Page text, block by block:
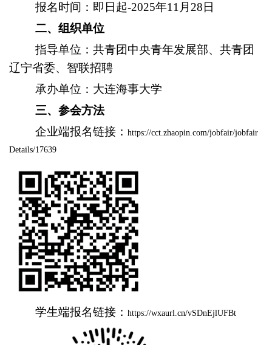
报名时间：即日起-2025年11月28日
二、组织单位
指导单位：共青团中央青年发展部、共青团
辽宁省委、智联招聘
承办单位： 大连海事大学
三、参会方法
企业端报名链接： https://cct.zhaopin.com/jobfair/jobfair
Details/17639
学生端报名链接： https://wxaurl.cn/vSDnEjlUFBt